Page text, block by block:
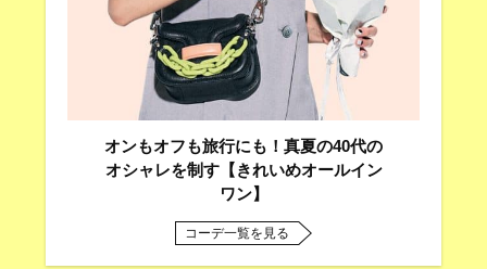
オンもオフも旅行にも！真夏の40代の
オシャレを制す【きれいめオールイン
ワン】
コーデ一覧を見る